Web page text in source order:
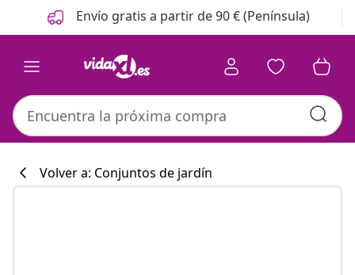
Anterior
Siguiente Envío gratis a partir de 90 € (Península)
Volver a: Conjuntos de jardín